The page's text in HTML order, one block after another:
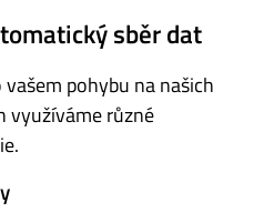
sběr dat
pohybu na našich
využíváme různé